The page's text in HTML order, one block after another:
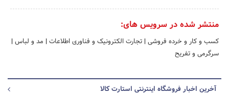
منتشر شده در سرویس های:
کسب و کار و خرده فروشی | تجارت الکترونیک و فناوری اطلاعات | مد و لباس |
سرگرمی و تفریح
آخرین اخبار فروشگاه اینترنتی استارت کالا